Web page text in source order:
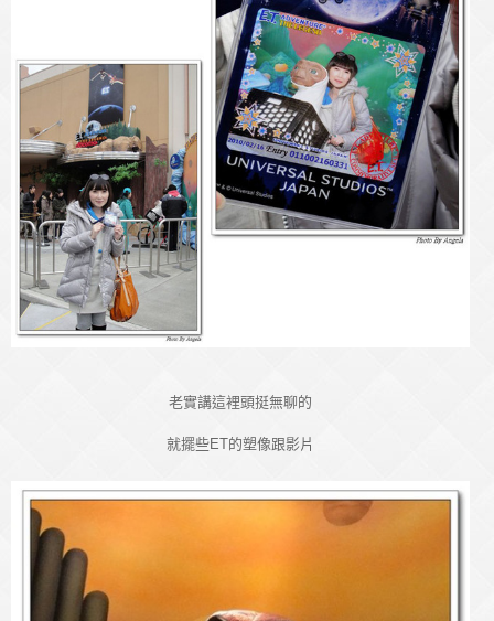
老實講這裡頭挺無聊的
就擺些ET的塑像跟影片